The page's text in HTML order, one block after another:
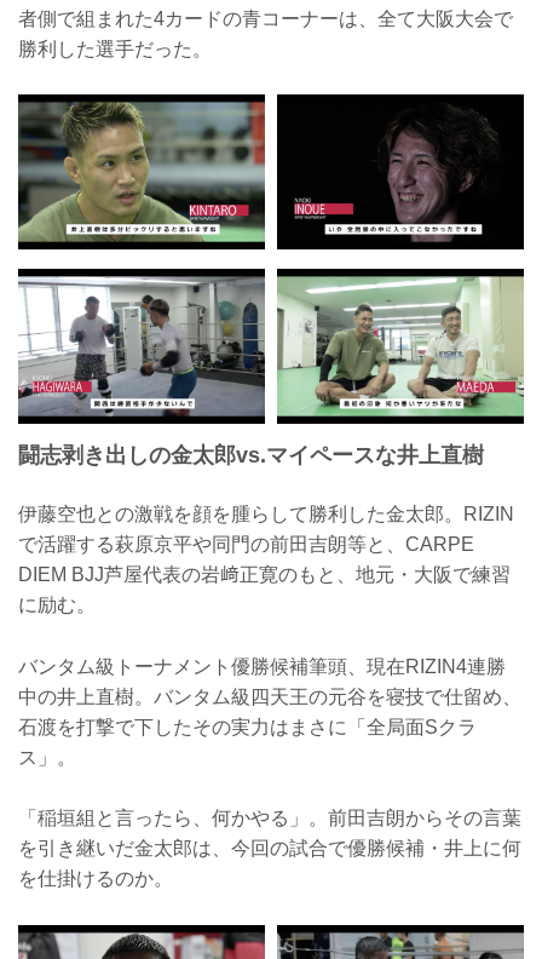
者側で組まれた4カードの青コーナーは、全て大阪大会で
勝利した選手だった。
闘志剥き出しの金太郎vs.マイペースな井上直樹
伊藤空也との激戦を顔を腫らして勝利した金太郎。RIZIN
で活躍する萩原京平や同門の前田吉朗等と、CARPE
DIEM BJJ芦屋代表の岩﨑正寛のもと、地元・大阪で練習
に励む。
バンタム級トーナメント優勝候補筆頭、現在RIZIN4連勝
中の井上直樹。バンタム級四天王の元谷を寝技で仕留め、
石渡を打撃で下したその実力はまさに「全局面Sクラ
ス」。
「稲垣組と言ったら、何かやる」。前田吉朗からその言葉
を引き継いだ金太郎は、今回の試合で優勝候補・井上に何
を仕掛けるのか。